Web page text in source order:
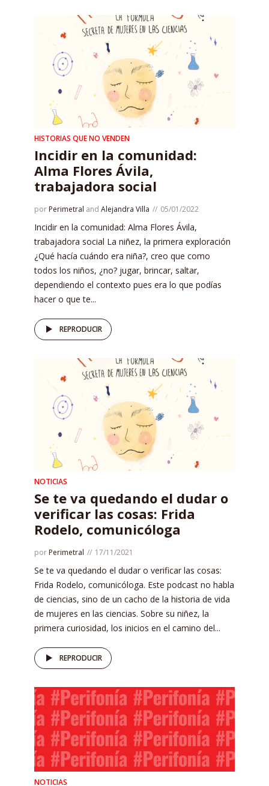
HISTORIAS QUE NO VENDEN
Incidir en la comunidad:
Alma Flores Ávila,
trabajadora social
por Perimetral and Alejandra Villa 05/01/2022
Incidir en la comunidad: Alma Flores Ávila,
trabajadora social La niñez, la primera exploración
¿Qué hacía cuándo era niña?, creo que como
todos los niños, ¿no? jugar, brincar, saltar,
dependiendo el contexto pues era lo que podías
hacer o que te...
REPRODUCIR
NOTICIAS
Se te va quedando el dudar o
verificar las cosas: Frida
Rodelo, comunicóloga
por Perimetral 17/11/2021
Se te va quedando el dudar o verificar las cosas:
Frida Rodelo, comunicóloga. Este podcast no habla
de ciencias, sino de un cacho de la historia de vida
de mujeres en las ciencias. Sobre su niñez, la
primera curiosidad, los inicios en el camino del...
REPRODUCIR
NOTICIAS